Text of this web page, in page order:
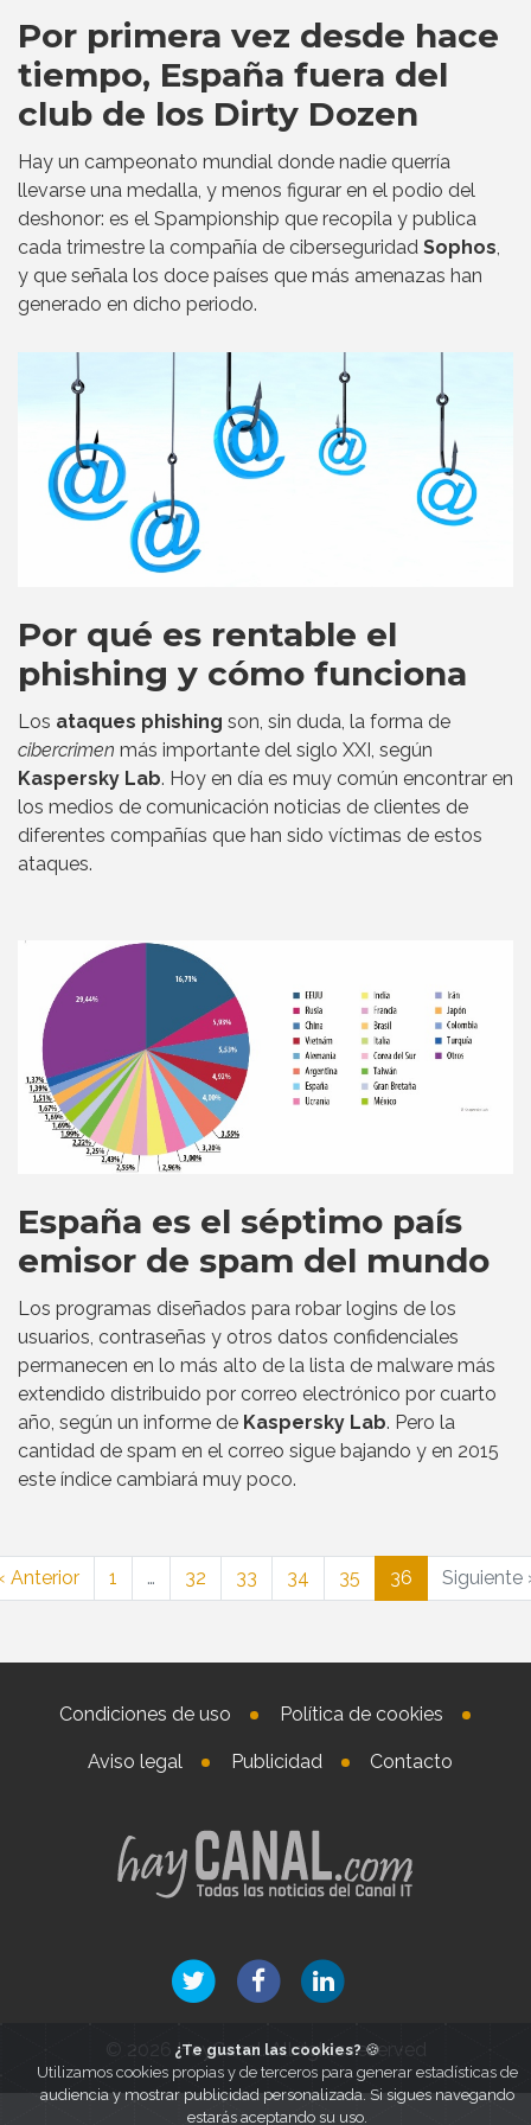
Por primera vez desde hace
tiempo, España fuera del
club de los Dirty Dozen
Hay un campeonato mundial donde nadie querría
llevarse una medalla, y menos figurar en el podio del
deshonor: es el Spampionship que recopila y publica
cada trimestre la compañía de ciberseguridad Sophos,
y que señala los doce países que más amenazas han
generado en dicho periodo.
Por qué es rentable el
phishing y cómo funciona
Los ataques phishing son, sin duda, la forma de
cibercrimen más importante del siglo XXI, según
Kaspersky Lab. Hoy en día es muy común encontrar en
los medios de comunicación noticias de clientes de
diferentes compañías que han sido víctimas de estos
ataques.
España es el séptimo país
emisor de spam del mundo
Los programas diseñados para robar logins de los
usuarios, contraseñas y otros datos confidenciales
permanecen en lo más alto de la lista de malware más
extendido distribuido por correo electrónico por cuarto
año, según un informe de Kaspersky Lab. Pero la
cantidad de spam en el correo sigue bajando y en 2015
este índice cambiará muy poco.
Anterior 1 … 32 33 34 35 36 Siguiente
Condiciones de uso Política de cookies
Aviso legal Publicidad Contacto
© 2026 HayCanal. All rights reserved
¿Te gustan las cookies? 🍪
Utilizamos cookies propias y de terceros para generar estadísticas de
audiencia y mostrar publicidad personalizada. Si sigues navegando
estarás aceptando su uso.